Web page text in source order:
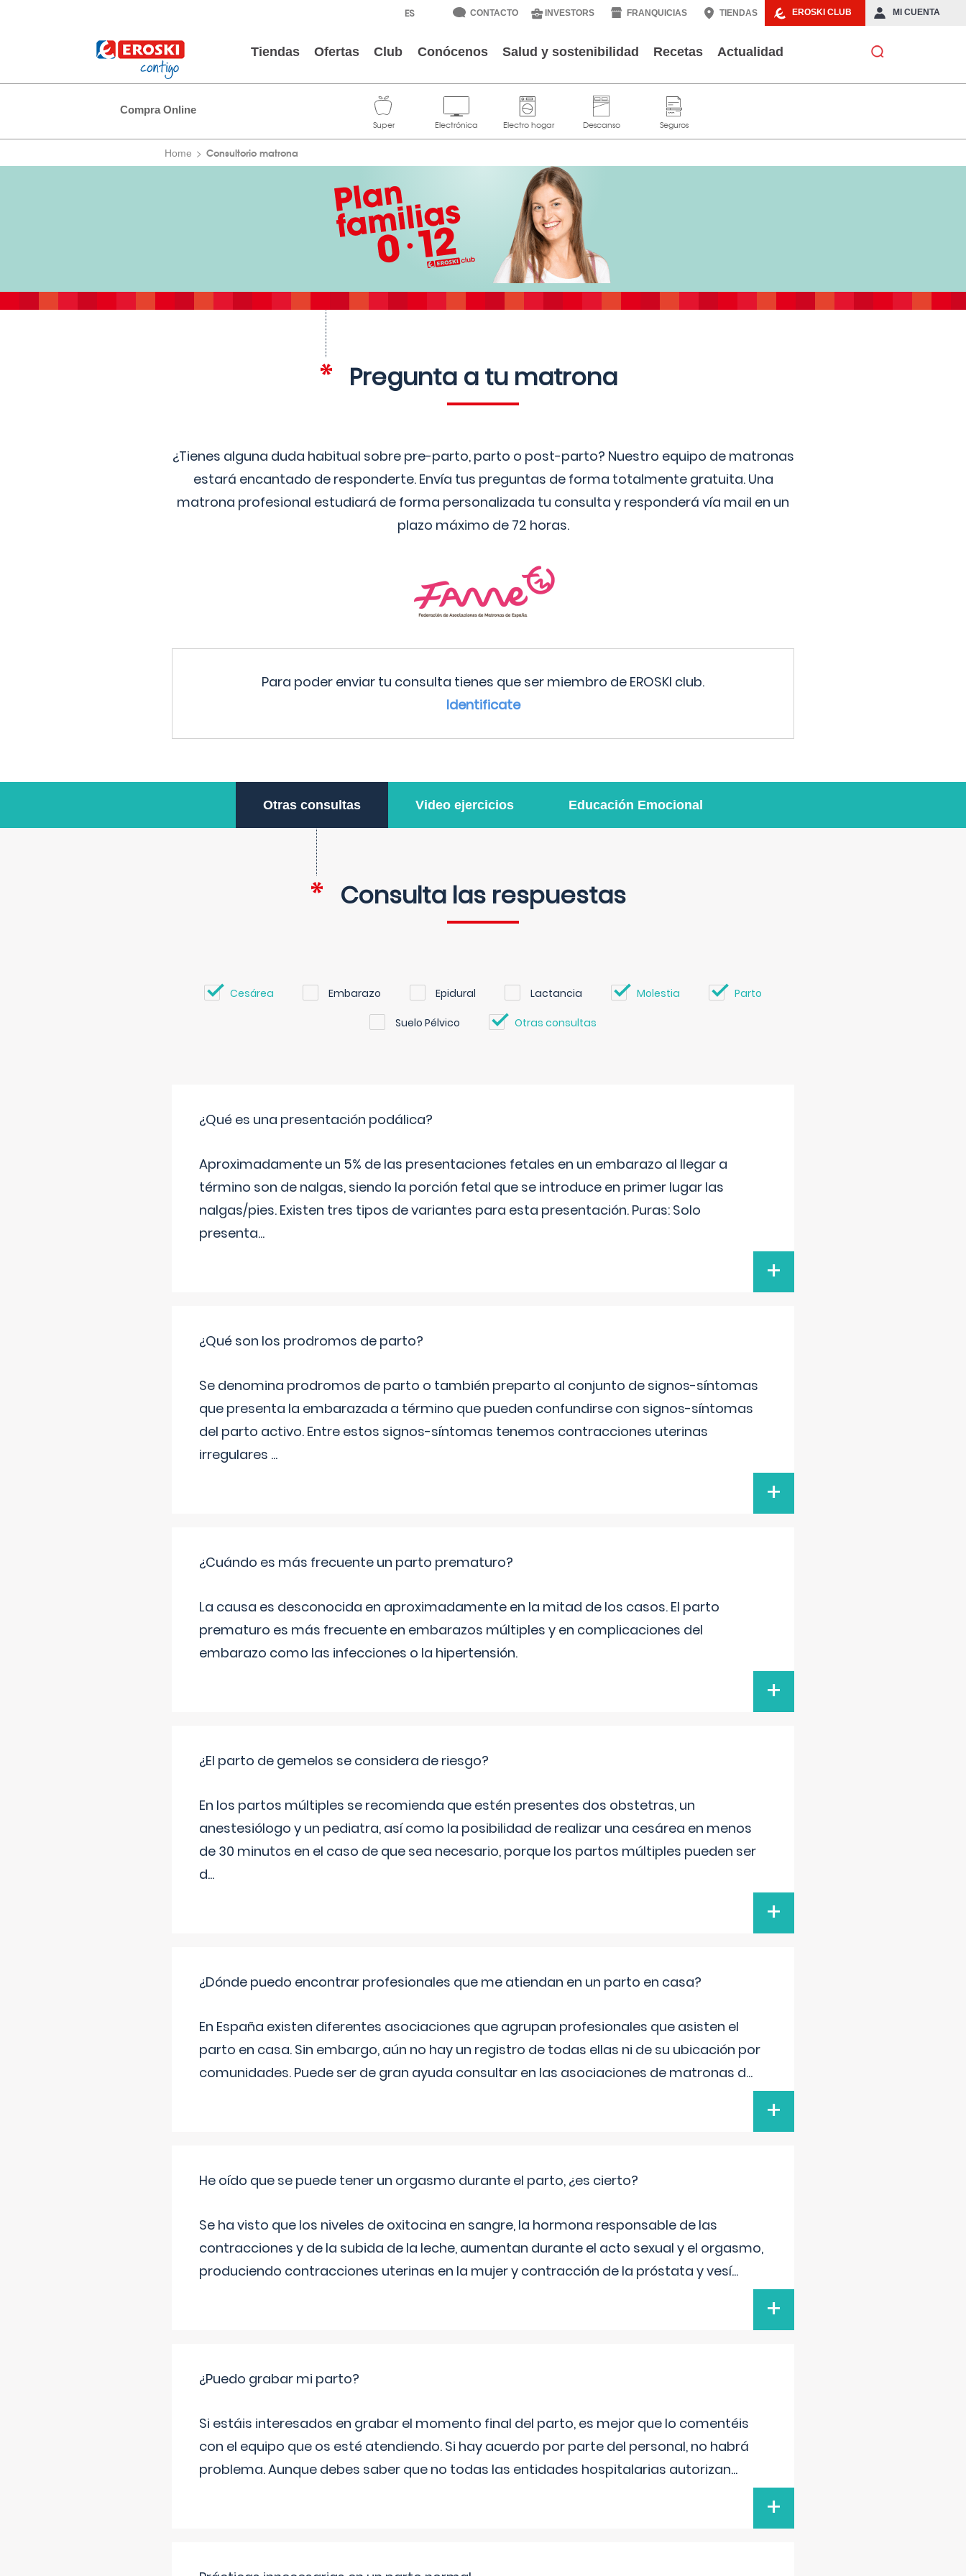
EROSKI CLUB MI CUENTA
CONTACTO INVESTORS FRANQUICIAS TIENDAS
Tiendas Ofertas Club Conócenos Salud y sostenibilidad Recetas Actualidad
Compra Online
Home Consultorio matrona
Pregunta a tu matrona
¿Tienes alguna duda habitual sobre pre-parto, parto o post-parto? Nuestro equipo de matronas
estará encantado de responderte. Envía tus preguntas de forma totalmente gratuita. Una
matrona profesional estudiará de forma personalizada tu consulta y responderá vía mail en un
plazo máximo de 72 horas.
Para poder enviar tu consulta tienes que ser miembro de EROSKI club.
Identificate
Otras consultas Video ejercicios Educación Emocional
Consulta las respuestas
Cesárea Embarazo Epidural Lactancia Molestia Parto
Suelo Pélvico Otras consultas
¿Qué es una presentación podálica?
Aproximadamente un 5% de las presentaciones fetales en un embarazo al llegar a
término son de nalgas, siendo la porción fetal que se introduce en primer lugar las
nalgas/pies. Existen tres tipos de variantes para esta presentación. Puras: Solo
presenta...
+
¿Qué son los prodromos de parto?
Se denomina prodromos de parto o también preparto al conjunto de signos-síntomas
que presenta la embarazada a término que pueden confundirse con signos-síntomas
del parto activo. Entre estos signos-síntomas tenemos contracciones uterinas
irregulares ...
+
¿Cuándo es más frecuente un parto prematuro?
La causa es desconocida en aproximadamente en la mitad de los casos. El parto
prematuro es más frecuente en embarazos múltiples y en complicaciones del
embarazo como las infecciones o la hipertensión.
+
¿El parto de gemelos se considera de riesgo?
En los partos múltiples se recomienda que estén presentes dos obstetras, un
anestesiólogo y un pediatra, así como la posibilidad de realizar una cesárea en menos
de 30 minutos en el caso de que sea necesario, porque los partos múltiples pueden ser
d...
+
¿Dónde puedo encontrar profesionales que me atiendan en un parto en casa?
En España existen diferentes asociaciones que agrupan profesionales que asisten el
parto en casa. Sin embargo, aún no hay un registro de todas ellas ni de su ubicación por
comunidades. Puede ser de gran ayuda consultar en las asociaciones de matronas d...
+
He oído que se puede tener un orgasmo durante el parto, ¿es cierto?
Se ha visto que los niveles de oxitocina en sangre, la hormona responsable de las
contracciones y de la subida de la leche, aumentan durante el acto sexual y el orgasmo,
produciendo contracciones uterinas en la mujer y contracción de la próstata y vesí...
+
¿Puedo grabar mi parto?
Si estáis interesados en grabar el momento final del parto, es mejor que lo comentéis
con el equipo que os esté atendiendo. Si hay acuerdo por parte del personal, no habrá
problema. Aunque debes saber que no todas las entidades hospitalarias autorizan...
+